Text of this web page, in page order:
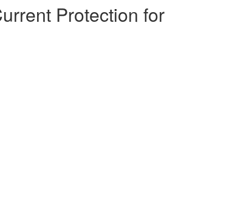
Protection for